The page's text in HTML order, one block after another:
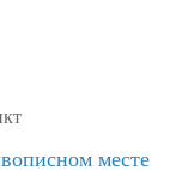
месте